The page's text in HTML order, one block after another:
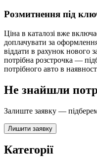
Розмитнення під
Ціна в каталозі вже
доплачувати за
віддати в рахунок нового
потрібна розстрочка —
потрібного авто в
Не знайшли
Залиште заявку —
Лишити заявку
Категорії